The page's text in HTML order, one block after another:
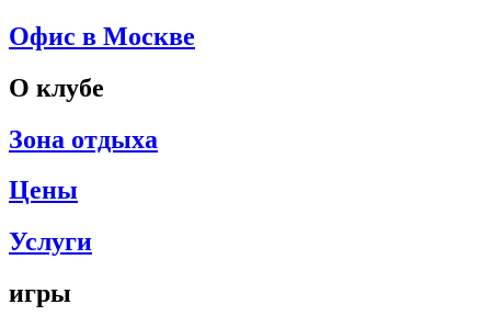
Офис в Москве
О клубе
Зона отдыха
Цены
Услуги
игры